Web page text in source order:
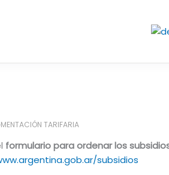
TARIFARIA
formulario para ordenar los
subsidios